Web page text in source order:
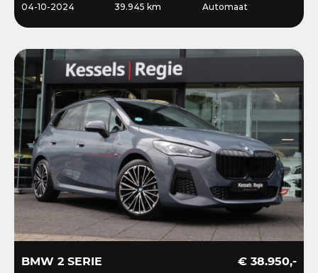
Stuur/Stoelverwarming |
04-10-2024 39.945 km Automaat
BMW 2 SERIE
€ 38.950,-